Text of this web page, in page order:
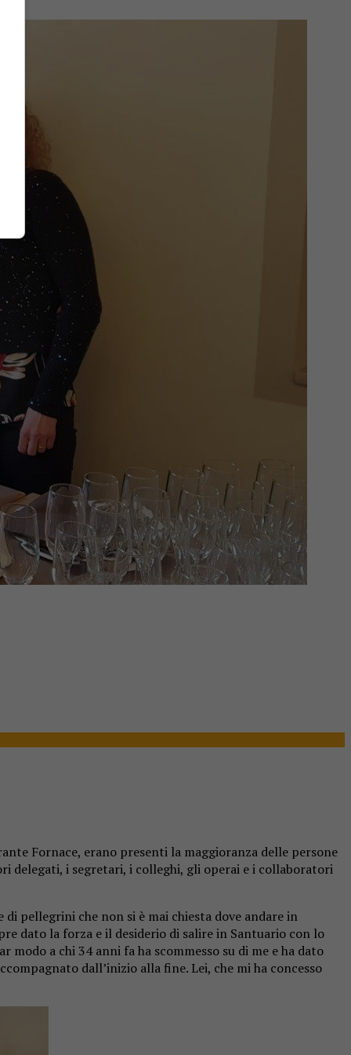
Fornace, erano presenti la maggioranza delle persone
delegati, i segretari, i colleghi, gli operai e i collaboratori
pellegrini che non si è mai chiesta dove andare in
dato la forza e il desiderio di salire in Santuario con lo
a chi 34 anni fa ha scommesso su di me e ha dato
dall’inizio alla fine. Lei, che mi ha concesso